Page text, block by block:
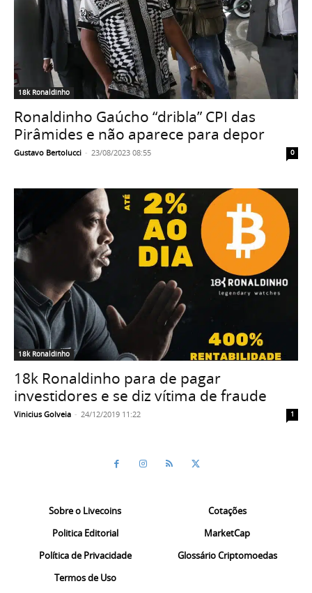
18k Ronaldinho
Ronaldinho Gaúcho “dribla” CPI das
Pirâmides e não aparece para depor
Gustavo Bertolucci - 23/08/2023 08:55 0
18k Ronaldinho
18k Ronaldinho para de pagar
investidores e se diz vítima de fraude
Vinicius Golveia - 24/12/2019 11:22 1
Sobre o Livecoins
Politica Editorial
Política de Privacidade
Termos de Uso
Cotações
MarketCap
Glossário Criptomoedas